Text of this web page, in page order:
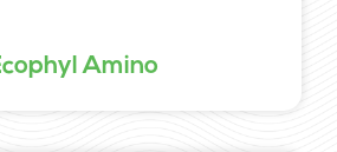
Amino